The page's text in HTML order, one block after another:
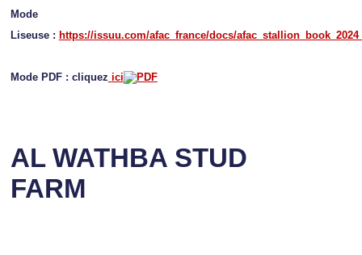
Mode
Liseuse : https://issuu.com/afac_france/docs/
Mode PDF : cliquez ici
AL WATHBA STUD
FARM